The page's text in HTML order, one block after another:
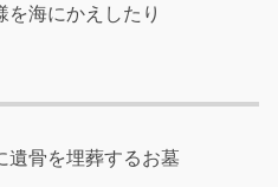
を海にかえしたり
遺骨を埋葬するお墓